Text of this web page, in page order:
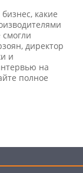
какие
директор
и
на
полное